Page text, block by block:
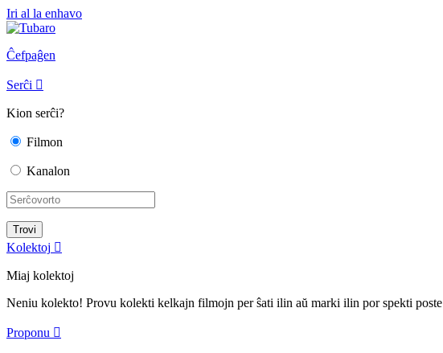
Iri al la enhavo
Ĉefpaĝen
Serĉi 
Kion serĉi?
Filmon
Kanalon
Kolektoj 
Miaj kolektoj
Neniu kolekto! Provu kolekti kelkajn filmojn per ŝati ilin aŭ marki ilin por spekti poste
Proponu 